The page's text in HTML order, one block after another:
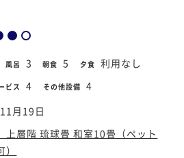
風呂 3 朝食 5 夕食 利用なし
ビス 4 その他設備 4
月19日
上層階 琉球畳 和室10畳（ペット